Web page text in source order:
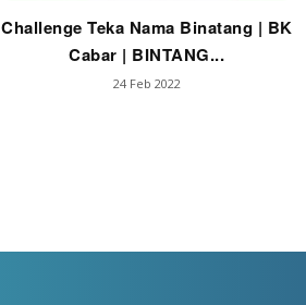
Challenge Teka Nama Binatang | BK
Cabar | BINTANG...
24 Feb 2022